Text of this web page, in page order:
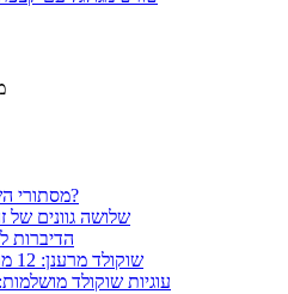
מסתורי השוקולד: האם שוקולד בריא?
שלושה גוונים של
10
שוקולד מרענן: 12 מתכוני שוקולד טעימים לקיץ
עוגיות שוקולד מושלמות: 12 מתכונים שחובה לאמץ